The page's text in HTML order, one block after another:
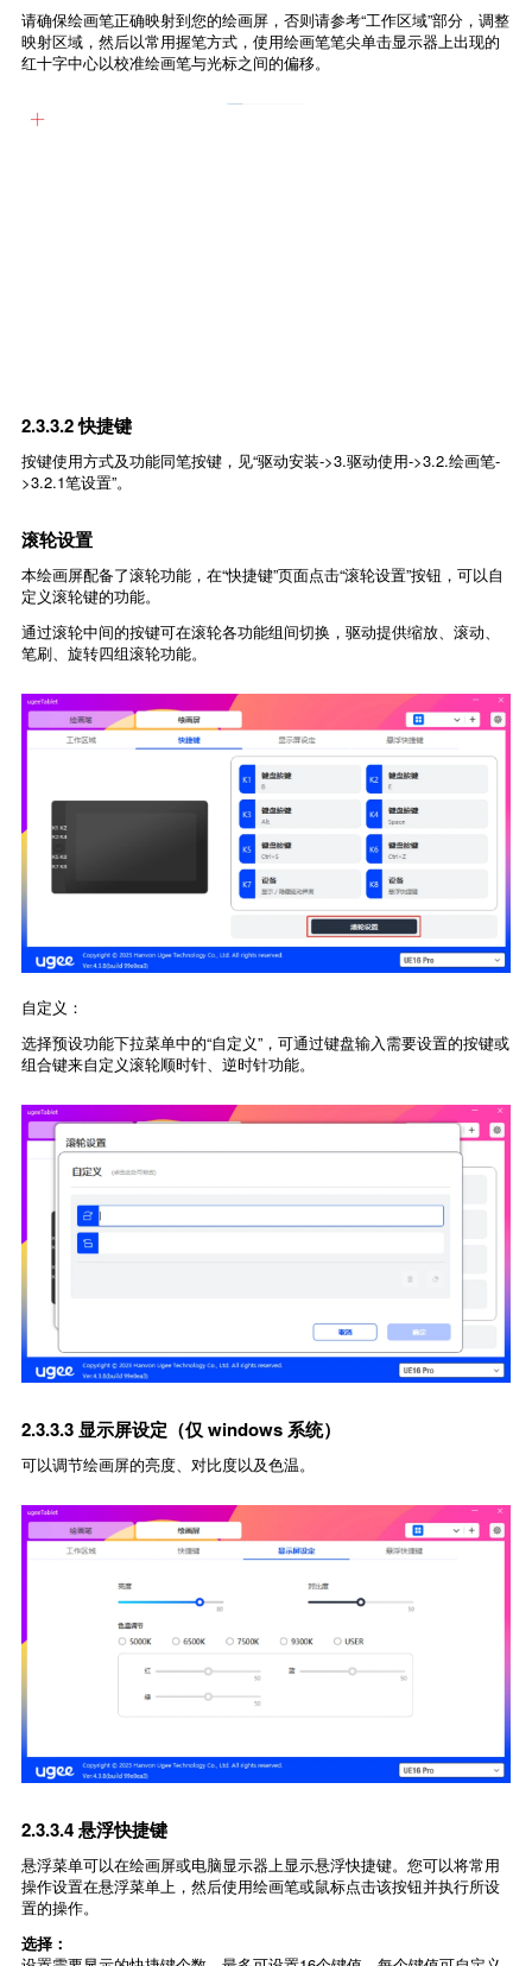
请确保绘画笔正确映射到您的绘画屏，否则请参考“工作区域”部分，调整
映射区域，然后以常用握笔方式，使用绘画笔笔尖单击显示器上出现的
红十字中心以校准绘画笔与光标之间的偏移。
2.3.3.2 快捷键
按键使用方式及功能同笔按键，见“驱动安装->3.驱动使用->3.2.绘画笔-
>3.2.1笔设置”。
滚轮设置
本绘画屏配备了滚轮功能，在“快捷键”页面点击“滚轮设置”按钮，可以自
定义滚轮键的功能。
通过滚轮中间的按键可在滚轮各功能组间切换，驱动提供缩放、滚动、
笔刷、旋转四组滚轮功能。
自定义：
选择预设功能下拉菜单中的“自定义”，可通过键盘输入需要设置的按键或
组合键来自定义滚轮顺时针、逆时针功能。
2.3.3.3 显示屏设定（仅 windows 系统）
可以调节绘画屏的亮度、对比度以及色温。
2.3.3.4 悬浮快捷键
悬浮菜单可以在绘画屏或电脑显示器上显示悬浮快捷键。您可以将常用
操作设置在悬浮菜单上，然后使用绘画笔或鼠标点击该按钮并执行所设
置的操作。
选择：